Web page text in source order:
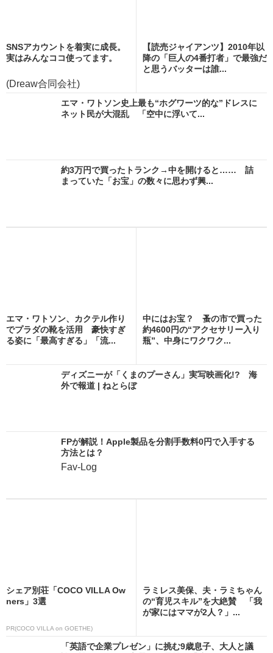
SNSアカウントを着実に成長。
実はみんなココ使ってます。
(Dreaw合同会社)
【読売ジャイアンツ】2010年以
降の「巨人の4番打者」で最強だ
と思うバッターは誰...
エマ・ワトソン史上最も“ホグワーツ的な”ドレスに
ネット民が大混乱 「空中に浮いて...
約3万円で買ったトランク→中を開けると…… 詰
まっていた「お宝」の数々に思わず興...
エマ・ワトソン、カクテル作り
でプラダの靴を活用 豪快すぎ
る姿に「最高すぎる」「流...
中にはお宝？ 蚤の市で買った
約4600円の“アクセサリー入り
瓶”、中身にワクワク...
ディズニーが「くまのプーさん」実写映画化!? 海
外で報道 | ねとらぼ
FPが解説！Apple製品を分割手数料0円で入手する
方法とは？
Fav-Log
シェア別荘「COCO VILLA Ow
ners」3選
PR(COCO VILLA on GOETHE)
ラミレス美保、夫・ラミちゃん
の“育児スキル”を大絶賛 「我
が家にはママが2人？」...
「英語で企業プレゼン」に挑む9歳息子、大人と議